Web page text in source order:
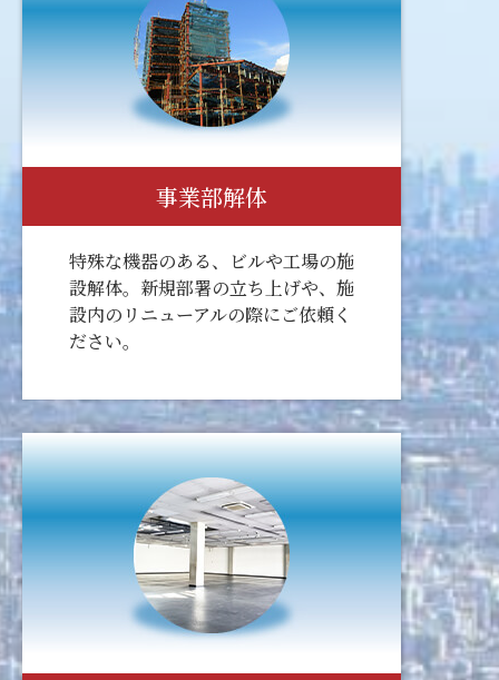
事業部解体
特殊な機器のある、ビルや工場の施
設解体。新規部署の立ち上げや、施
設内のリニューアルの際にご依頼く
ださい。